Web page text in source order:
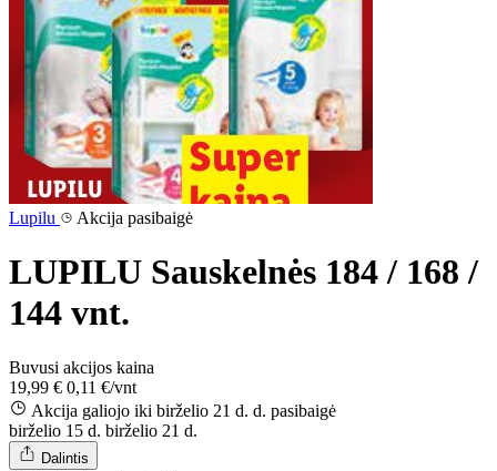
Lupilu Akcija pasibaigė
LUPILU Sauskelnės 184 / 168 /
144 vnt.
Buvusi akcijos kaina
19,99 € 0,11 €/vnt
Akcija galiojo iki birželio 21 d. d. pasibaigė
birželio 15 d. birželio 21 d.
Dalintis